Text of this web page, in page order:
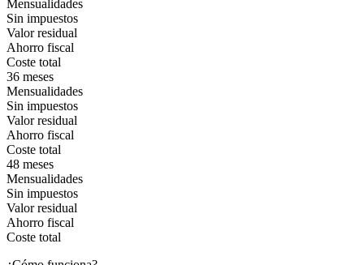
Mensualidades
Sin impuestos
Valor residual
Ahorro fiscal
Coste total
36 meses
Mensualidades
Sin impuestos
Valor residual
Ahorro fiscal
Coste total
48 meses
Mensualidades
Sin impuestos
Valor residual
Ahorro fiscal
Coste total